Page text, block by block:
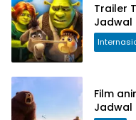
Trailer
Jadwal
Film
Jadwal